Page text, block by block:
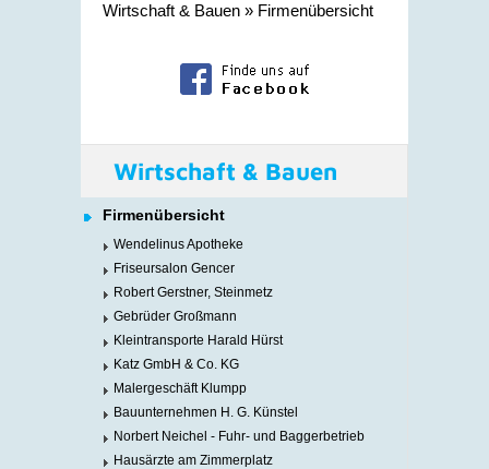
Wirtschaft & Bauen » Firmenübersicht
Wirtschaft & Bauen
Firmenübersicht
Wendelinus Apotheke
Friseursalon Gencer
Robert Gerstner, Steinmetz
Gebrüder Großmann
Kleintransporte Harald Hürst
Katz GmbH & Co. KG
Malergeschäft Klumpp
Bauunternehmen H. G. Künstel
Norbert Neichel - Fuhr- und Baggerbetrieb
Hausärzte am Zimmerplatz